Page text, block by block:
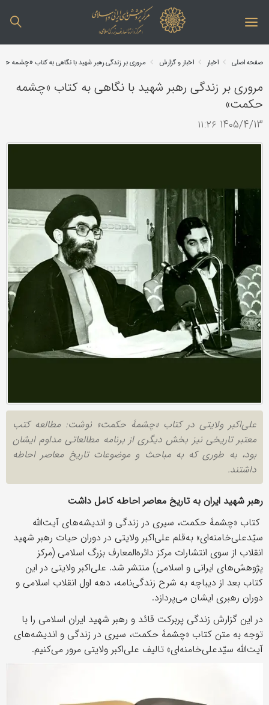
صفحه اصلی اخبار اخبار و گزارش مروری بر زندگی رهبر شهید با نگاهی به کتاب «چشمه
مروری بر زندگی رهبر شهید با نگاهی به کتاب «چشمه
حکمت»
1405/4/13 ۱۱:۲۶
علی‌اکبر ولایتی در کتاب «چشمۀ حکمت» نوشت: مطالعه کتب
معتبر تاریخی نیز بخش دیگری از برنامه مطالعاتی مداوم ایشان
بود، به طوری که به مباحث و موضوعات تاریخ معاصر احاطه
داشتند.
رهبر شهید ایران به تاریخ معاصر احاطه کامل داشت
کتاب «چشمۀ حکمت، سیری در زندگی و اندیشه‌های آیت‌الله
سیّدعلی‌خامنه‌ای» به‌قلم علی‌اکبر ولایتی در دوران حیات رهبر شهید
انقلاب از سوی انتشارات مرکز دائره‌المعارف بزرگ اسلامی (مرکز
پژوهش‌های ایرانی و اسلامی) منتشر شد. علی‌اکبر ولایتی در این
کتاب بعد از دیباچه به شرح زندگی‌نامه، دهه اول انقلاب اسلامی و
دوران رهبری ایشان می‌پردازد.
در این گزارش زندگی پربرکت قائد و رهبر شهید ایران اسلامی را با
توجه به متن کتاب «چشمۀ حکمت، سیری در زندگی و اندیشه‌های
آیت‌الله سیّدعلی‌خامنه‌ای» تالیف علی‌اکبر ولایتی مرور می‌کنیم.